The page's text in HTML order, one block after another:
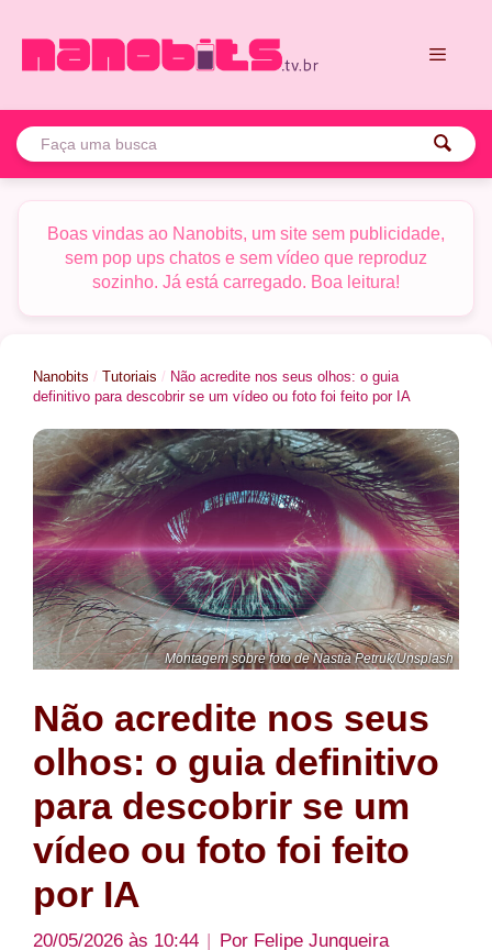
para
Boas vindas ao Nanobits, um site sem publicidade,
sem pop ups chatos e sem vídeo que reproduz
sozinho. Já está carregado. Boa leitura!
Nanobits / Tutoriais / Não acredite nos seus olhos: o guia
definitivo para descobrir se um vídeo ou foto foi feito por IA
Montagem sobre foto de Nastia Petruk/Unsplash
Não acredite nos seus
olhos: o guia definitivo
para descobrir se um
vídeo ou foto foi feito
por IA
20/05/2026 às 10:44 Por Felipe Junqueira